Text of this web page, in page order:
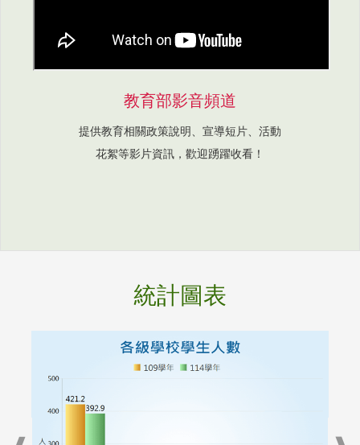
教育部影音頻道
提供教育相關政策說明、宣導短片、活動
花絮等影片資訊，歡迎踴躍收看！
統計圖表